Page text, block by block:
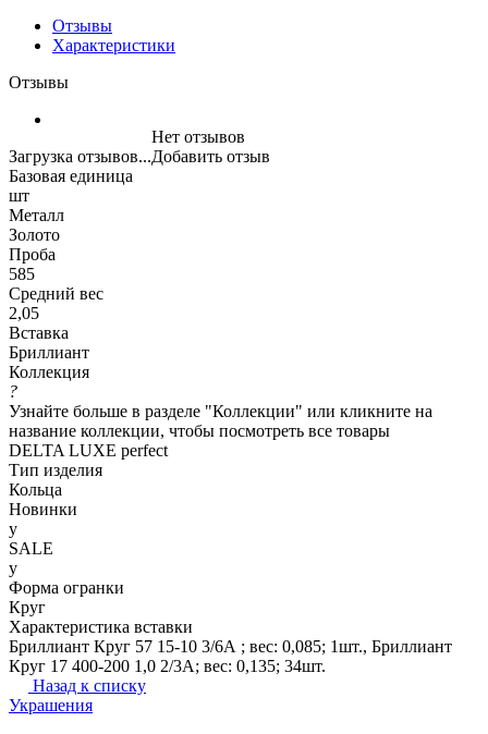
Отзывы
Характеристики
Отзывы
Загрузка отзывов...
Нет отзывов
Добавить отзыв
Базовая единица
шт
Металл
Золото
Проба
585
Средний вес
2,05
Вставка
Бриллиант
Коллекция
?
Узнайте больше в разделе "Коллекции" или кликните на
название коллекции, чтобы посмотреть все товары
DELTA LUXE perfect
Тип изделия
Кольца
Новинки
y
SALE
y
Форма огранки
Круг
Характеристика вставки
Бриллиант Круг 57 15-10 3/6А ; вес: 0,085; 1шт., Бриллиант
Круг 17 400-200 1,0 2/3А; вес: 0,135; 34шт.
Назад к списку
Украшения